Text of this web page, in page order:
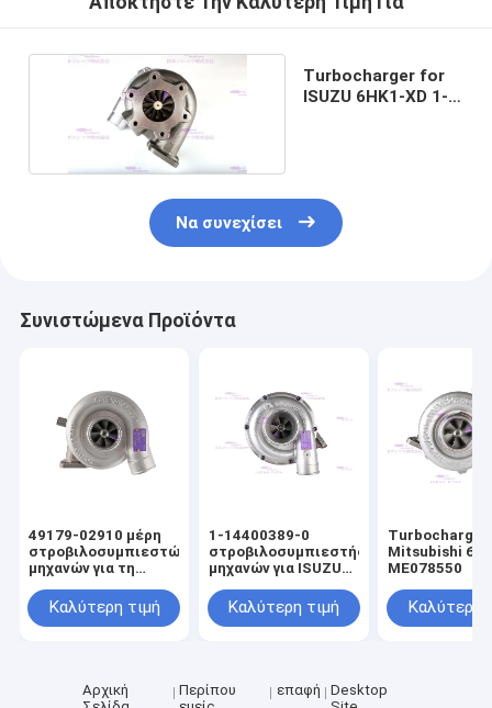
Turbocharger for
ISUZU 6HK1-XD 1-
Να συνεχίσει
Συνιστώμενα Προϊόντα
49179-02910 μέρη
στροβιλοσυμπιεστών
μηχανών για τη
E320DΚαλύτερη τιμή
1-14400389-0
στροβιλοσυμπιεστής
μηχανών για ISUZU
Καλύτερη τιμή
Turbocharger
Mitsubishi
ME078550
Καλύτερη
Αρχική
Περίπου
επαφή
Desktop